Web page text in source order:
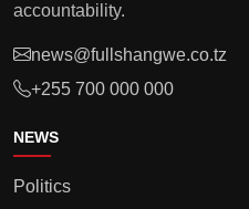
accountability.
news@fullshangwe.co.tz
+255 700 000 000
NEWS
Politics